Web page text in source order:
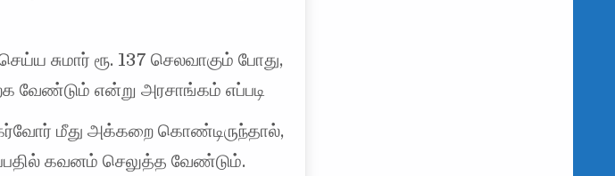
சுமார் ரூ. 137 செலவாகும் போது,
வேண்டும் என்று அரசாங்கம் எப்படி
மீது அக்கறை கொண்டிருந்தால்,
கவனம் செலுத்த வேண்டும்.